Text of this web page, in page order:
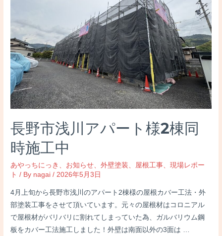
ウ
ス
塗
装
工
事
長野市浅川アパート様2棟同
時施工中
あやっちにっき 、 お知らせ、外壁塗装、 屋根工事、現場レポー
ト / By nagai /2026年5月3日
4月上旬から長野市浅川のアパート2棟様の屋根カバー工法・外
部塗装工事をさせて頂いています。元々の屋根材はコロニアル
で屋根材がバリバリに割れてしまっていた為、ガルバリウム鋼
板をカバー工法施工しました！外壁は南面以外の3面は …